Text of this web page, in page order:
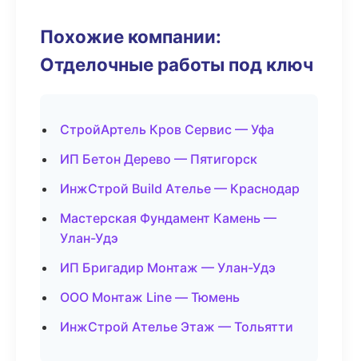
Похожие компании:
Отделочные работы под ключ
СтройАртель Кров Сервис — Уфа
ИП Бетон Дерево — Пятигорск
ИнжСтрой Build Ателье — Краснодар
Мастерская Фундамент Камень —
Улан-Удэ
ИП Бригадир Монтаж — Улан-Удэ
ООО Монтаж Line — Тюмень
ИнжСтрой Ателье Этаж — Тольятти